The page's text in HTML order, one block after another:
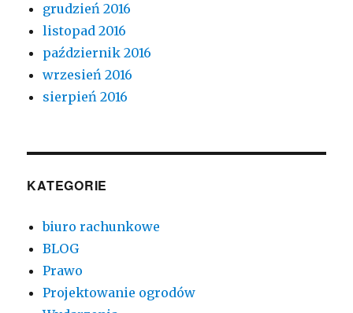
grudzień 2016
listopad 2016
październik 2016
wrzesień 2016
sierpień 2016
KATEGORIE
biuro rachunkowe
BLOG
Prawo
Projektowanie ogrodów